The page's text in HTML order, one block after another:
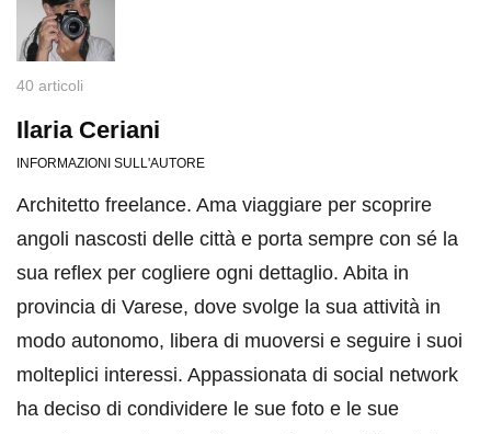
40 articoli
Ilaria Ceriani
INFORMAZIONI SULL'AUTORE
Architetto freelance. Ama viaggiare per scoprire
angoli nascosti delle città e porta sempre con sé la
sua reflex per cogliere ogni dettaglio. Abita in
provincia di Varese, dove svolge la sua attività in
modo autonomo, libera di muoversi e seguire i suoi
molteplici interessi. Appassionata di social network
ha deciso di condividere le sue foto e le sue